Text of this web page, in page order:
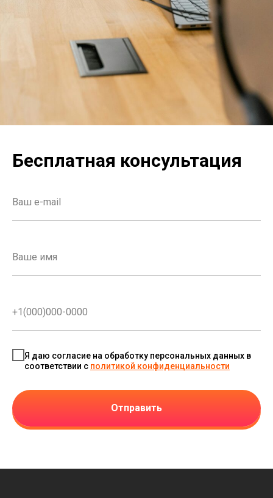
Бесплатная консультация
Я даю согласие на обработку персональных данных в
соответствии с политикой конфиденциальности
Отправить